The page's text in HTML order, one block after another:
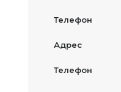
Телефон
Адрес
Телефон